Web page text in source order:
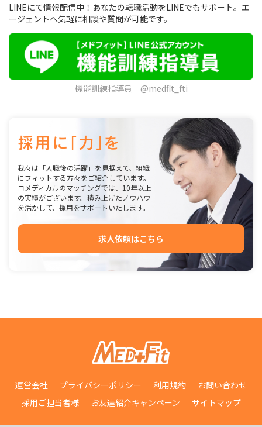
LINEにて情報配信中！あなたの転職活動をLINEでもサポート。エ
ージェントへ気軽に相談や質問が可能です。
機能訓練指導員 @medfit_fti
我々は「入職後の活躍」を見据えて、組織
にフィットする方々をご紹介しています。
コメディカルのマッチングでは、10年以上
の実績がございます。積み上げたノウハウ
を活かして、採用をサポートいたします。
求人依頼はこちら
運営会社 プライバシーポリシー 利用規約
お問い合わせ
採用ご担当者様
お友達紹介キャンペーン サイトマップ